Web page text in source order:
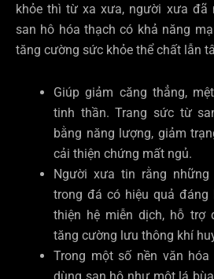
khỏe thì từ xa xưa, người xưa đã
san hô hóa thạch có khả năng
tăng cường sức khỏe thể chất lẫn
Giúp giảm căng thẳng,
tinh thần. Trang sức từ
bằng năng lượng, giảm
cải thiện chứng mất ngủ.
Người xưa tin rằng
trong đá có hiệu quả đáng
thiện hệ miễn dịch, hỗ trợ
tăng cường lưu thông khí
Trong một số nền văn